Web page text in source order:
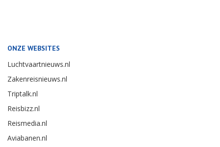
ONZE WEBSITES
Luchtvaartnieuws.nl
Zakenreisnieuws.nl
Triptalk.nl
Reisbizz.nl
Reismedia.nl
Aviabanen.nl